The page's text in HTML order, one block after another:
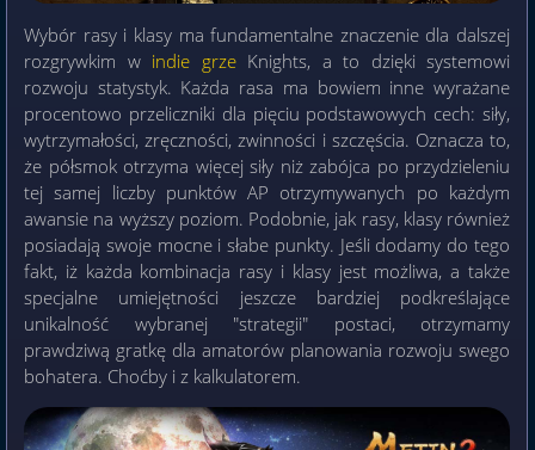
Wybór rasy i klasy ma fundamentalne znaczenie dla dalszej
rozgrywkim w indie grzeKnights, a to dzięki systemowi
rozwoju statystyk. Każda rasa ma bowiem inne wyrażane
procentowo przeliczniki dla pięciu podstawowych cech: siły,
wytrzymałości, zręczności, zwinności i szczęścia. Oznacza to,
że półsmok otrzyma więcej siły niż zabójca po przydzieleniu
tej samej liczby punktów AP otrzymywanych po każdym
awansie na wyższy poziom. Podobnie, jak rasy, klasy również
posiadają swoje mocne i słabe punkty. Jeśli dodamy do tego
fakt, iż każda kombinacja rasy i klasy jest możliwa, a także
specjalne umiejętności jeszcze bardziej podkreślające
unikalność wybranej "strategii" postaci, otrzymamy
prawdziwą gratkę dla amatorów planowania rozwoju swego
bohatera. Choćby i z kalkulatorem.